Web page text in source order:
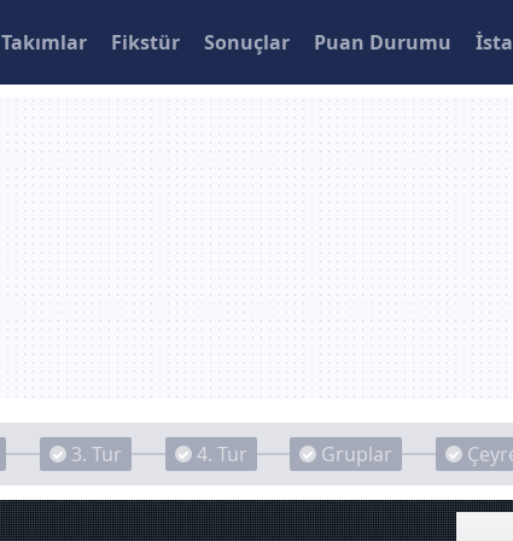
Takımlar Fikstür Sonuçlar Puan Durumu
3. Tur 4. Tur Gruplar